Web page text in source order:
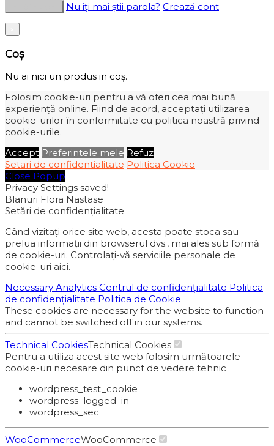
Nu iți mai știi parola? Crează cont
Coș
Nu ai nici un produs in coș.
Folosim cookie-uri pentru a vă oferi cea mai bună
experiență online. Fiind de acord, acceptați utilizarea
cookie-urilor în conformitate cu politica noastră privind
cookie-urile.
Accept Preferintele mele Refuz
Setari de confidentialitate Politica Cookie
Close Popup
Privacy Settings saved!
Blanuri Flora Nastase
Setări de confidențialitate
Când vizitați orice site web, acesta poate stoca sau
prelua informații din browserul dvs., mai ales sub formă
de cookie-uri. Controlați-vă serviciile personale de
cookie-uri aici.
Necessary Analytics Centrul de confidențialitate Politica
de confidențialitate Politica de Cookie
These cookies are necessary for the website to function
and cannot be switched off in our systems.
Technical CookiesTechnical Cookies
Pentru a utiliza acest site web folosim următoarele
cookie-uri necesare din punct de vedere tehnic
wordpress_test_cookie
wordpress_logged_in_
wordpress_sec
WooCommerceWooCommerce